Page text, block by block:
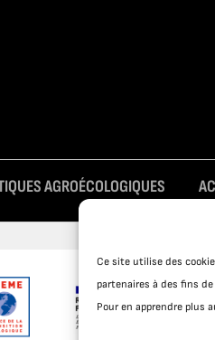
Ce site utilise des
partenaires à des fins
Pour en apprendre plus
AGROÉCOLOGIQUES